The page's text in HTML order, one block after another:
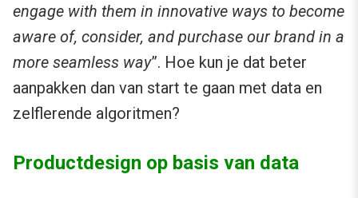
engage with them in innovative ways to become
aware of, consider, and purchase our brand in a
more seamless way”. Hoe kun je dat beter
aanpakken dan van start te gaan met data en
zelflerende algoritmen?
Productdesign op basis van data